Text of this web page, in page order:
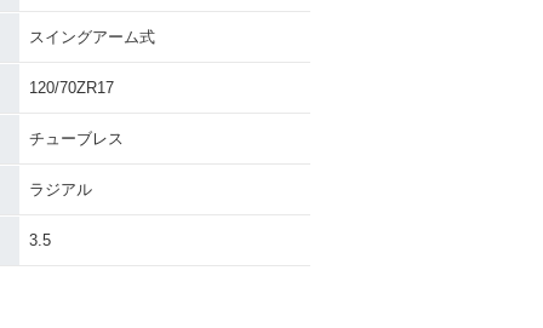
スイングアーム式
120/70ZR17
チューブレス
ラジアル
3.5